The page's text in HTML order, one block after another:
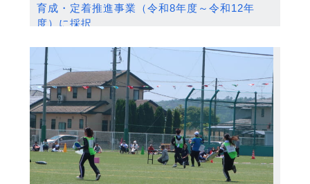
育成・定着推進事業（令和8年度～令和12年
度）に採択